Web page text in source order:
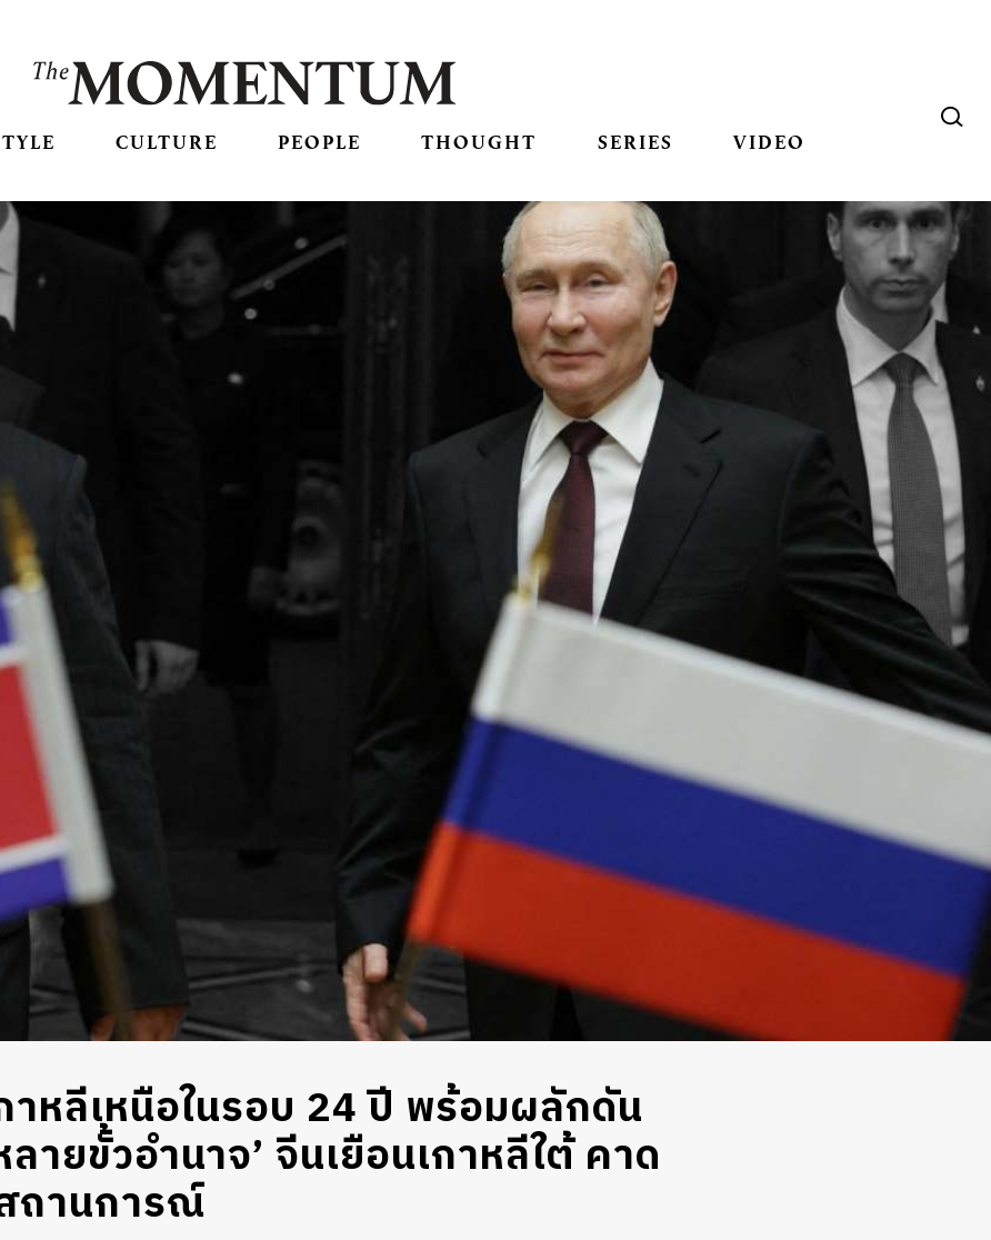
CULTURE PEOPLE THOUGHT SERIES VIDEO
าหลีเหนือในรอบ 24 ปี พร้อมผลักดัน
ลายขั้วอำนาจ’ จีนเยือนเกาหลีใต้ คาด
ถานการณ์